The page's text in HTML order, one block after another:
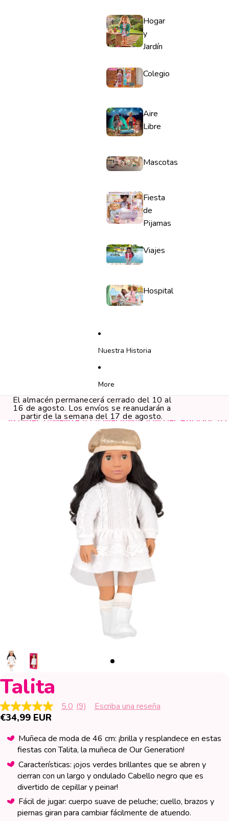
Hogar
y
Jardín
Colegio
Aire
Libre
Mascotas
Fiesta
de
Pijamas
Viajes
Hospital
Nuestra Historia
More
El almacén permanecerá cerrado del 10 al
16 de agosto. Los envíos se reanudarán a
partir de la semana del 17 de agosto.
IR DIRECTAMENTE A LA INFORMACIÓN DEL PRODUCTO
Talita
5.0
de
estrellas,
valor
medio
valoración.
Read
Reviews.
Enlace
5.0 (9) Escriba una reseña
€34,99 EUR
Muñeca de moda de 46 cm: ¡brilla y resplandece en estas
fiestas con Talita, la muñeca de Our Generation!
Características: ¡ojos verdes brillantes que se abren y
cierran con un largo y ondulado Cabello negro que es
divertido de cepillar y peinar!
Fácil de jugar: cuerpo suave de peluche; cuello, brazos y
piernas giran para cambiar fácilmente de atuendo.